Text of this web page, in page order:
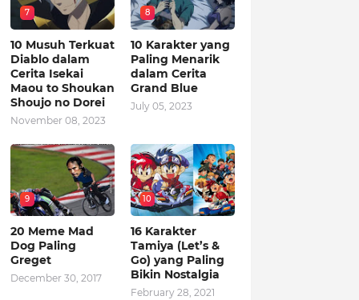
7
10 Musuh Terkuat
Diablo dalam
Cerita Isekai
Maou to Shoukan
Shoujo no Dorei
November 08, 2023
8
10 Karakter yang
Paling Menarik
dalam Cerita
Grand Blue
July 05, 2023
9
20 Meme Mad
Dog Paling
Greget
December 30, 2017
10
16 Karakter
Tamiya (Let’s &
Go) yang Paling
Bikin Nostalgia
February 28, 2021